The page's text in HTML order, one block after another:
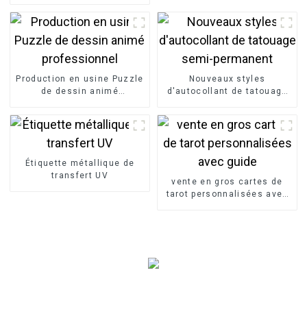
Production en usine Puzzle
de dessin animé
Nouveaux styles
d'autocollant de tatouage
Étiquette métallique de
transfert UV
vente en gros cartes de
tarot personnalisées avec